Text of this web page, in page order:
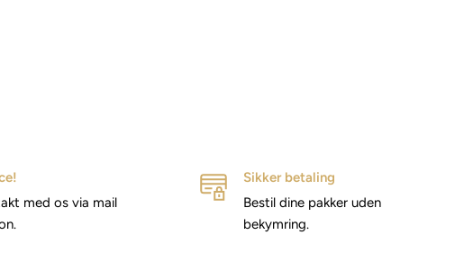
med os via mail
Sikker betaling
Bestil dine pakker uden
bekymring.